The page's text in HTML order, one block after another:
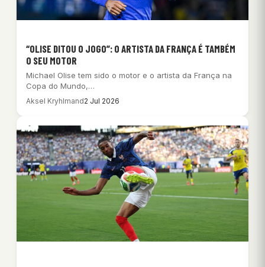
“OLISE DITOU O JOGO”: O ARTISTA DA FRANÇA É TAMBÉM
O SEU MOTOR
Michael Olise tem sido o motor e o artista da França na
Copa do Mundo,…
Aksel Kryhlmand2 Jul 2026